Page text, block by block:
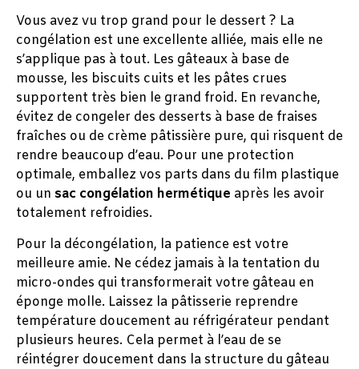
Vous avez vu trop grand pour le dessert ? La
congélation est une excellente alliée, mais elle ne
s’applique pas à tout. Les gâteaux à base de
mousse, les biscuits cuits et les pâtes crues
supportent très bien le grand froid. En revanche,
évitez de congeler des desserts à base de fraises
fraîches ou de crème pâtissière pure, qui risquent de
rendre beaucoup d’eau. Pour une protection
optimale, emballez vos parts dans du film plastique
ou un sac congélation hermétique après les avoir
totalement refroidies.
Pour la décongélation, la patience est votre
meilleure amie. Ne cédez jamais à la tentation du
micro-ondes qui transformerait votre gâteau en
éponge molle. Laissez la pâtisserie reprendre
température doucement au réfrigérateur pendant
plusieurs heures. Cela permet à l’eau de se
réintégrer doucement dans la structure du gâteau